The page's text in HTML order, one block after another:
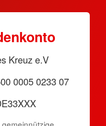
Kreuz e.V
0005 0233 07
gemeinnützige